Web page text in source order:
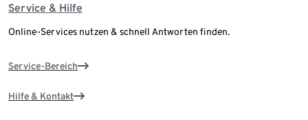
Service & Hilfe
Online-Services nutzen & schnell Antworten finden.
Service-Bereich
Hilfe & Kontakt